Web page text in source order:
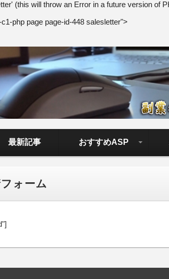
(this will throw an Error in a future version of
php page page-id-448 salesletter">
ード【副業から始
でも分かりやすく解説しているので大丈夫＾＾
最新記事 おすすめASP
ォーム